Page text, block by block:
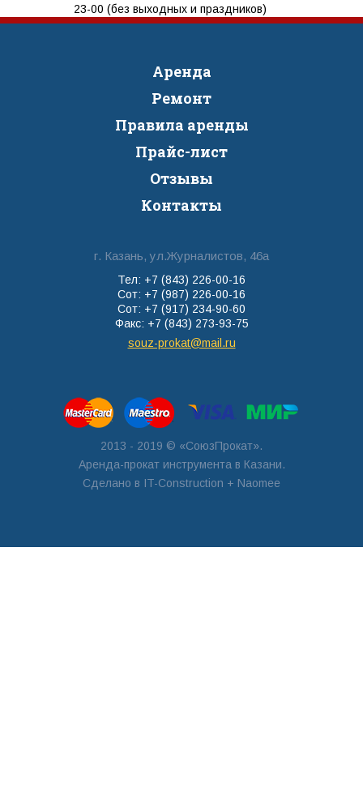
23-00 (без выходных и праздников)
Аренда
Ремонт
Правила аренды
Прайс-лист
Отзывы
Контакты
г. Казань, ул.Журналистов, 46а
Тел: +7 (843) 226-00-16
Сот: +7 (987) 226-00-16
Сот: +7 (917) 234-90-60
Факс: +7 (843) 273-93-75
souz-prokat@mail.ru
2013 - 2019 © «СоюзПрокат».
Аренда-прокат инструмента в Казани.
Сделано в IT-Construction + Naomee